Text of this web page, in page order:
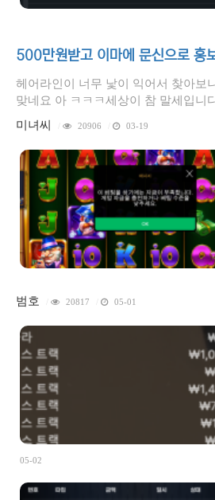
500만원받고 이마에 문신으로 홍
헤어라인이 너무 낯이 익어서 찾아보
맞네요 아 ㅋㅋㅋ세상이 참 말세입니
미녀씨
20906 03-19
범호
20817 05-01
05-02